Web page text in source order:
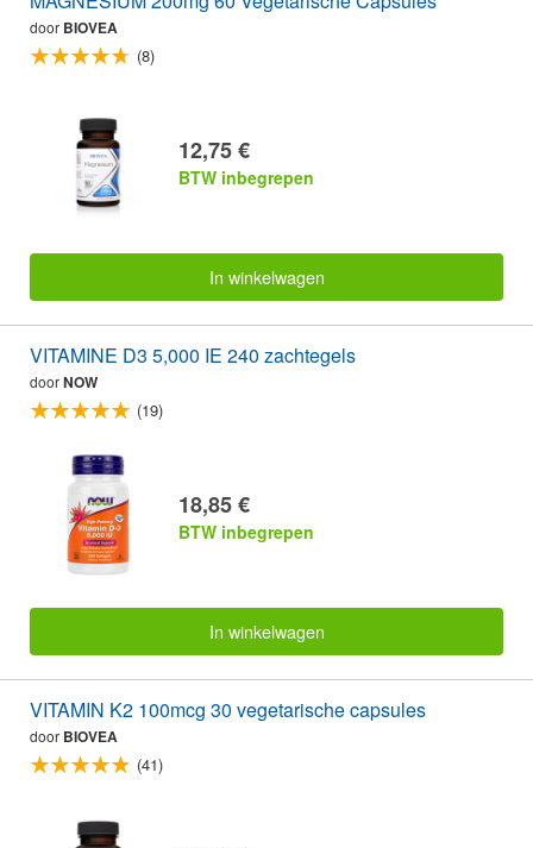
door BIOVEA
(8)
12,75 €
BTW inbegrepen
In winkelwagen
VITAMINE D3 5,000 IE 240 zachtegels
doorNOW
(19)
18,85 €
BTW inbegrepen
In winkelwagen
VITAMIN K2 100mcg 30 vegetarische capsules
door BIOVEA
(41)